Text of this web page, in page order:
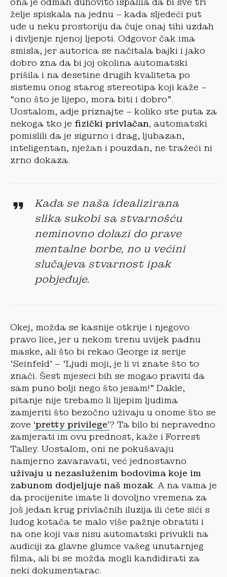
ona je odmah duhovito ispalila da bi sve tri
želje spiskala na jednu – kada sljedeći put
uđe u neku prostoriju da čuje onaj tihi uzdah
i divljenje njenoj ljepoti. Odgovor čak ima
smisla, jer autorica se načitala bajki i jako
dobro zna da bi joj okolina automatski
prišila i na desetine drugih kvaliteta po
sistemu onog starog stereotipa koji kaže –
“ono što je lijepo, mora biti i dobro”.
Uostalom, adje priznajte – koliko ste puta za
nekoga tko je fizički privlačan, automatski
pomislili da je sigurno i drag, ljubazan,
inteligentan, nježan i pouzdan, ne tražeći ni
zrno dokaza.
Kada se naša idealizirana
slika sukobi sa stvarnošću
neminovno dolazi do prave
mentalne borbe, no u većini
slučajeva stvarnost ipak
pobjeđuje.
Okej, možda se kasnije otkrije i njegovo
pravo lice, jer u nekom trenu uvijek padnu
maske, ali što bi rekao George iz serije
‘Seinfeld’ – ‘Ljudi moji, je li vi znate što to
znači. Šest mjeseci bih se mogao praviti da
sam puno bolji nego što jesam!” Dakle,
pitanje nije trebamo li lijepim ljudima
zamjeriti što bezočno uživaju u onome što se
zove ‘pretty privilege’? Ta bilo bi nepravedno
zamjerati im ovu prednost, kaže i Forrest
Talley. Uostalom, oni ne pokušavaju
namjerno zavaravati, već jednostavno
uživaju u nezasluženim bodovima koje im
zabunom dodjeljuje naš mozak. A na vama je
da procijenite imate li dovoljno vremena za
još jedan krug privlačnih iluzija ili ćete sići s
ludog kotača te malo više pažnje obratiti i
na one koji vas nisu automatski privukli na
audiciji za glavne glumce vašeg unutarnjeg
filma, ali bi se možda mogli kandidirati za
neki dokumentarac.